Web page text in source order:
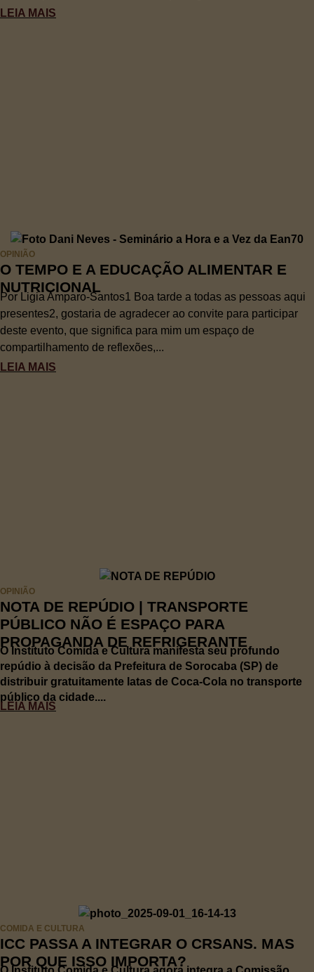
LEIA MAIS
OPINIÃO
O TEMPO E A EDUCAÇÃO ALIMENTAR E
NUTRICIONAL
Por Ligia Amparo-Santos1 Boa tarde a todas as pessoas aqui
presentes2, gostaria de agradecer ao convite para participar
deste evento, que significa para mim um espaço de
compartilhamento de reflexões,...
LEIA MAIS
OPINIÃO
NOTA DE REPÚDIO | TRANSPORTE
PÚBLICO NÃO É ESPAÇO PARA
PROPAGANDA DE REFRIGERANTE
O Instituto Comida e Cultura manifesta seu profundo
repúdio à decisão da Prefeitura de Sorocaba (SP) de
distribuir gratuitamente latas de Coca-Cola no transporte
público da cidade....
LEIA MAIS
COMIDA E CULTURA
ICC PASSA A INTEGRAR O CRSANS. MAS
POR QUE ISSO IMPORTA?